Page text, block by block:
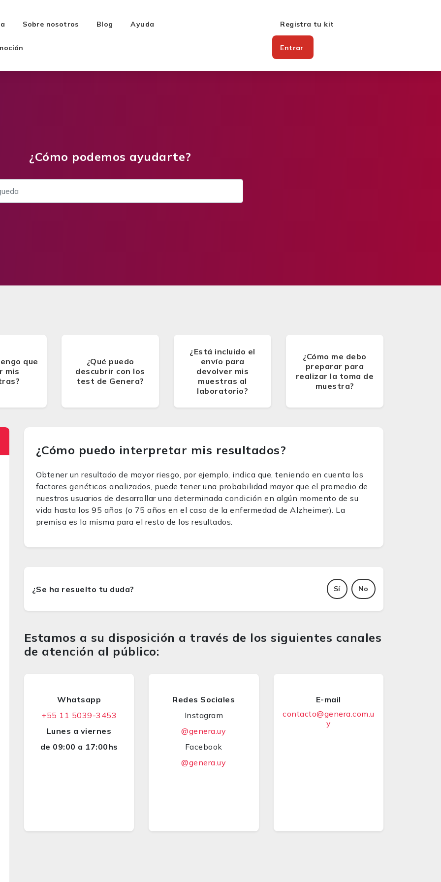
Sobre nosotros Blog Ayuda Registra tu kit
Entrar
¿Cómo podemos ayudarte?
que
mis
¿Qué puedo
descubrir con los
test de Genera?
¿Está incluido el
envío para
devolver mis
muestras al
laboratorio?
¿Cómo me debo
preparar para
realizar la toma de
muestra?
¿Cómo puedo interpretar mis resultados?
Obtener un resultado de mayor riesgo, por ejemplo, indica que, teniendo en cuenta los
factores genéticos analizados, puede tener una probabilidad mayor que el promedio de
nuestros usuarios de desarrollar una determinada condición en algún momento de su
vida hasta los 95 años (o 75 años en el caso de la enfermedad de Alzheimer). La
premisa es la misma para el resto de los resultados.
Sí No
Estamos a su disposición a través de los siguientes canales
de atención al público:
Whatsapp
+55 11 5039-3453
Lunes a viernes
de 09:00 a 17:00hs
Redes Sociales
Instagram
@genera.uy
Facebook
@genera.uy
E-mail
contacto@genera.com.u
y